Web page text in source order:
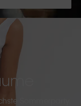
Sommerparty.